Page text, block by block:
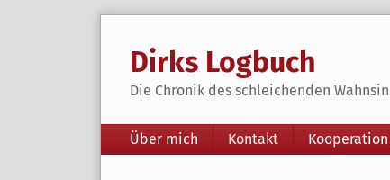
Dirks Logbuch
Die Chronik des schleichenden
Navigation
Über mich Kontakt